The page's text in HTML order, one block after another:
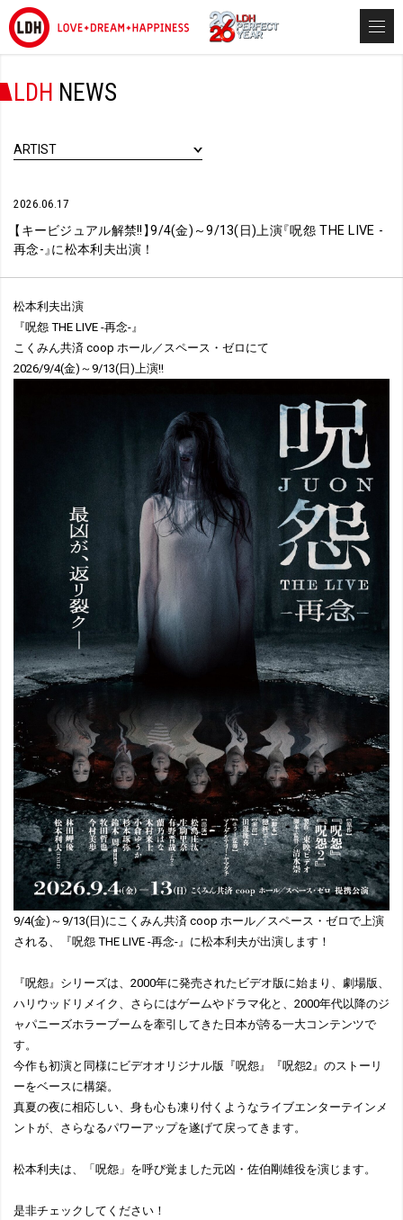
LDH NEWS
ARTIST
2026.06.17
【 キービジュアル解禁!! 】9/4(金)～9/13(日)上演『呪怨 THE LIVE -
再念-』に松本利夫出演！
松本利夫出演
『呪怨 THE LIVE -再念-』
こくみん共済 coop ホール／スペース・ゼロにて
2026/9/4(金)～9/13(日)上演!!
9/4(金)～9/13(日)にこくみん共済 coop ホール／スペース・ゼロで上演
される、『呪怨 THE LIVE -再念-』に松本利夫が出演します！
『呪怨』シリーズは、2000年に発売されたビデオ版に始まり、劇場版、
ハリウッドリメイク、さらにはゲームやドラマ化と、2000年代以降のジ
ャパニーズホラーブームを牽引してきた日本が誇る一大コンテンツで
す。
今作も初演と同様にビデオオリジナル版『呪怨』『呪怨2』のストーリ
ーをベースに構築。
真夏の夜に相応しい、身も心も凍り付くようなライブエンターテインメ
ントが、さらなるパワーアップを遂げて戻ってきます。
松本利夫は、「呪怨」を呼び覚ました元凶・佐伯剛雄役を演じます。
是非チェックしてください！